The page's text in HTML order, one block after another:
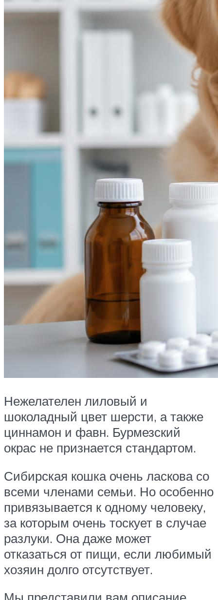
Нежелателен лиловый и
шоколадный цвет шерсти, а также
циннамон и фавн. Бурмезский
окрас не признается стандартом.
Сибирская кошка очень ласкова со
всеми членами семьи. Но особенно
привязывается к одному человеку,
за которым очень тоскует в случае
разлуки. Она даже может
отказаться от пищи, если любимый
хозяин долго отсутствует.